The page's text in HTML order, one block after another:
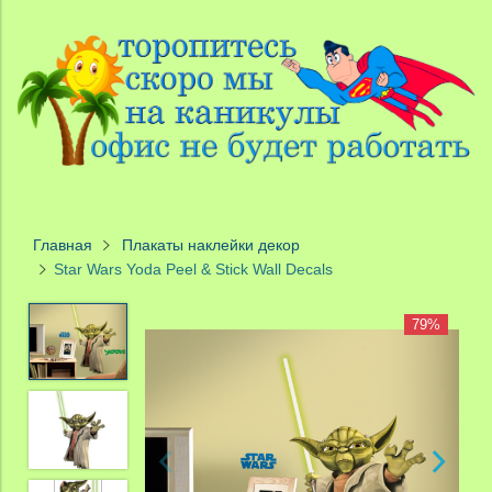
Главная
Плакаты наклейки декор
Star Wars Yoda Peel & Stick Wall Decals
79%